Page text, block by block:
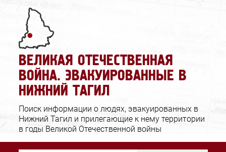
ВЕЛИКАЯ ОТЕЧЕСТВЕННАЯ
ВОЙНА. ЭВАКУИРОВАННЫЕ В
НИЖНИЙ ТАГИЛ
Поиск информации о людях, эвакуированных в
Нижний Тагил и прилегающие к нему территории
в годы Великой Отечественной войны
Запрос в архив
Заявка принята
Спасибо за обращение!
Закрыть
Ошибка отправки
Проверьте корректность вводимых
данных и повторите попытку.